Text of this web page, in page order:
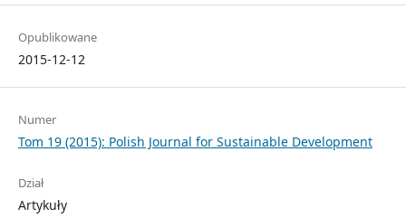
Opublikowane
2015-12-12
Numer
Tom 19 (2015): Polish Journal for Sustainable Development
Dział
Artykuły